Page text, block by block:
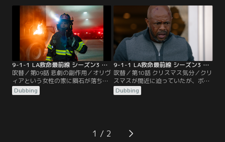
エメット殺しに使われた銃が発見さ
れたと聞き、過去の思い出がフラッ
シュバックするアシーナ。エメット
の存在を知らない家族は動揺するア
シーナを不思議そうに見つめるのだ
った。
分署のメンバーは大忙し。エディは
ストリートファイトに没頭。バック
はエディの様子がおかしいと案じ、
チムニーとアシーナは、悩んでいる
ヘンのことを心配していた。
9-1-1 LA救命最前線 シーズン3 第09話／吹替
吹替／第09話 悲劇の副作用／オリヴ
ィアという女性の家に隕石が落ち
る。その様子を目撃した大家が通報
し、ボビーたちがオリヴィアの家へ
ーを受診する。その事故で若い女性
が命を落としたことで、ヘンは憔悴
Dubbing
9-1-1 LA救命最前線 シーズン3 第10話／吹替
吹替／第10話 クリスマス気分／クリ
スマスが間近に迫っていたが、ボビ
ーの検査結果が出ていないため、ア
シーナはツリーを飾る気になれずに
は、過去と向き合う決意をする。バ
ックは仲間がクリスマス気分を味わ
Dubbing
1